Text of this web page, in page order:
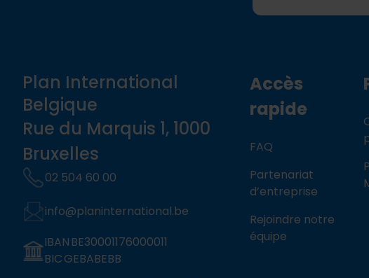
Plan International
Belgique
Rue du Marquis 1, 1000
Bruxelles
02 504 60 00
info@planinternational.be
IBAN BE30001176000011
BIC GEBABEBB
Accès
rapide
FAQ
Partenariat
d’entreprise
Rejoindre notre
équipe